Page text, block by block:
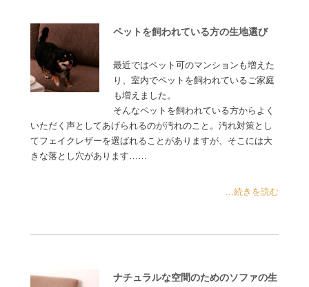
ペットを飼われている方の生地選び
最近ではペット可のマンションも増えた
り、室内でペットを飼われているご家庭
も増えました。
そんなペットを飼われている方からよく
いただく声としてあげられるのが汚れのこと。汚れ対策とし
てフェイクレザーを選ばれることがありますが、そこには大
きな落とし穴があります……
...続きを読む
ナチュラルな空間のためのソファの生